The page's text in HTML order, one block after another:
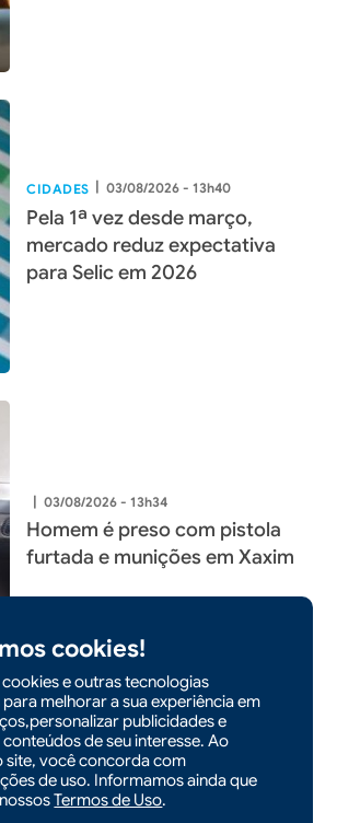
cookies!
e outras tecnologias
melhorar a sua experiência em
publicidades e
de seu interesse. Ao
site, você concorda com
de uso. Informamos ainda que
Termos de Uso.
CIDADES | 03/08/2026 - 13h40
Pela 1ª vez desde março,
mercado reduz expectativa
para Selic em 2026
| 03/08/2026 - 13h34
Homem é preso com pistola
furtada e munições em Xaxim
| 03/08/2026 - 10h12